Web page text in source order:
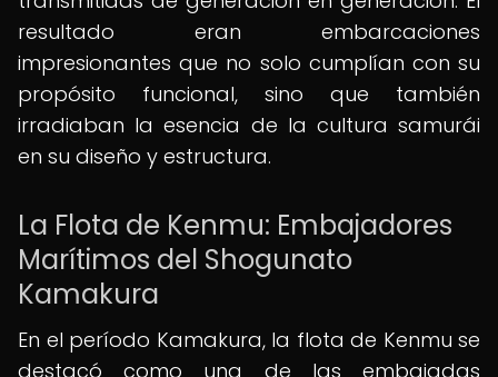
resultado eran embarcaciones
impresionantes que no solo cumplían con su
propósito funcional, sino que también
irradiaban la esencia de la cultura samurái
en su diseño y estructura.
La Flota de Kenmu: Embajadores
Marítimos del Shogunato
Kamakura
En el período Kamakura, la flota de Kenmu se
destacó como una de las embajadas